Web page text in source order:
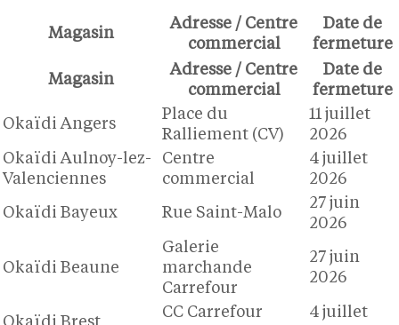
Magasin
Adresse / Centre
commercial
Date de
fermeture
Magasin
Adresse / Centre
commercial
Date de
fermeture
Okaïdi Angers
Place du
Ralliement (CV)
11 juillet
2026
Okaïdi Aulnoy-lez-
Valenciennes
Centre
commercial
4 juillet
2026
Okaïdi Bayeux Rue Saint-Malo
27 juin
2026
Okaïdi Beaune
Galerie
marchande
Carrefour
27 juin
2026
CC Carrefour
4 juillet